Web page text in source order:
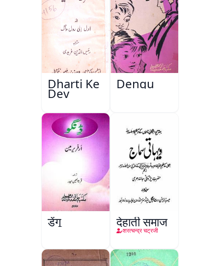
Dharti Ke
Dev
Dengu
डेंगू देहाती समाज
शरत्चन्द्र चट्रजी